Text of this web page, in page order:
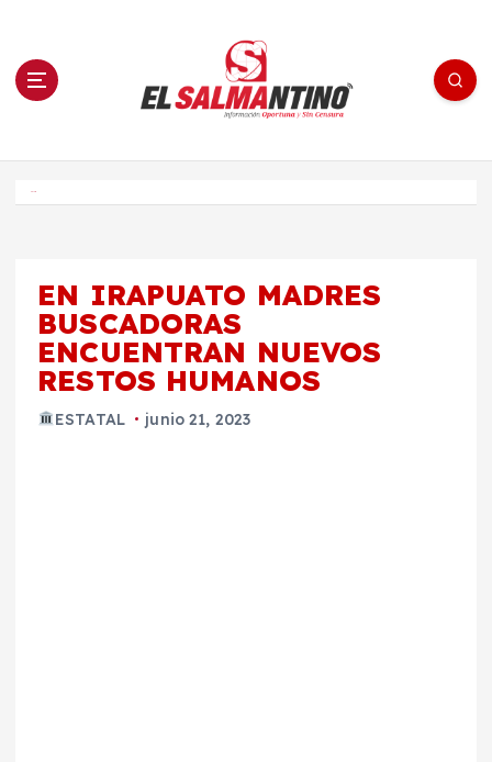
n El Salmantino - medios/noticias/editorial
EN IRAPUATO MADRES
BUSCADORAS
ENCUENTRAN NUEVOS
RESTOS HUMANOS
ESTATAL junio 21, 2023